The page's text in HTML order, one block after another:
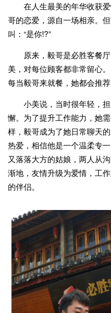
在人生最美的年华收获
哥的恋爱，源自一场相亲。
叫：“是你!?”
原来，毅哥是必胜客餐
美，对每位顾客都非常留心
每当毅哥来就餐，她都会推荐
小美说，当时很年轻，
懈。为了提升工作能力，她
样，毅哥成为了她日常聊天
热爱，相信他是一个温柔专
又落落大方的姑娘，两人从
渐地，友情升级为爱情，工
的伴侣。